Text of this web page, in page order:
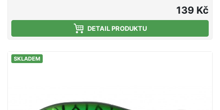
kvalitními trojháčky od značky VMC. Plastové tělo
obsahuje ocelové kuličky, které fungují jako
akustický vyvolávač záběrů a zároveň díky své váze
Zvukový Plovoucí Dvojdílný Délka 12 cm Hmotnost
139 Kč
DETAIL PRODUKTU
SKLADEM